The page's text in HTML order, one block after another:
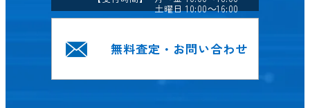
土曜日 10:00～16:00
無料査定・お問い合わせ